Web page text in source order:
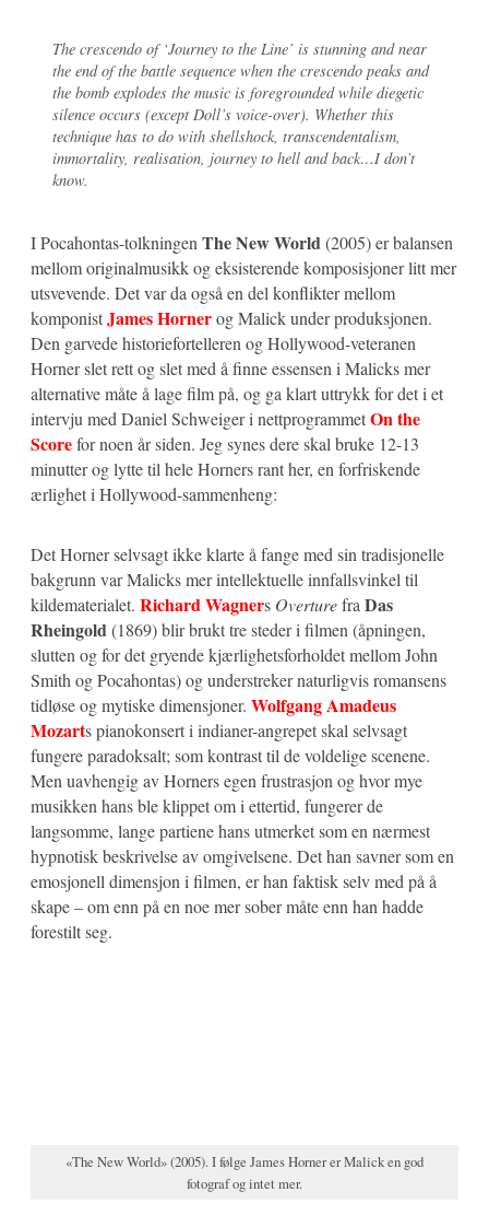
The crescendo of ‘Journey to the Line’ is stunning and near
the end of the battle sequence when the crescendo peaks and
the bomb explodes the music is foregrounded while diegetic
silence occurs (except Doll’s voice-over). Whether this
technique has to do with shellshock, transcendentalism,
immortality, realisation, journey to hell and back…I don’t
know.
I Pocahontas-tolkningen The New World (2005) er balansen
mellom originalmusikk og eksisterende komposisjoner litt mer
utsvevende. Det var da også en del konflikter mellom
komponistJames Hornerog Malick under produksjonen.
Den garvede historiefortelleren og Hollywood-veteranen
Horner slet rett og slet med å finne essensen i Malicks mer
alternative måte å lage film på, og ga klart uttrykk for det i et
intervju med Daniel Schweiger i nettprogrammetOn the
Scorefor noen år siden. Jeg synes dere skal bruke 12-13
minutter og lytte til hele Horners rant her, en forfriskende
ærlighet i Hollywood-sammenheng:
Det Horner selvsagt ikke klarte å fange med sin tradisjonelle
bakgrunn var Malicks mer intellektuelle innfallsvinkel til
kildematerialet. Richard Wagners Overturefra Das
Rheingold (1869) blir brukt tre steder i filmen (åpningen,
slutten og for det gryende kjærlighetsforholdet mellom John
Smith og Pocahontas) og understreker naturligvis romansens
tidløse og mytiske dimensjoner. Wolfgang Amadeus
Mozarts pianokonsert i indianer-angrepet skal selvsagt
fungere paradoksalt; som kontrast til de voldelige scenene.
Men uavhengig av Horners egen frustrasjon og hvor mye
musikken hans ble klippet om i ettertid, fungerer de
langsomme, lange partiene hans utmerket som en nærmest
hypnotisk beskrivelse av omgivelsene. Det han savner som en
emosjonell dimensjon i filmen, er han faktisk selv med på å
skape – om enn på en noe mer sober måte enn han hadde
forestilt seg.
«The New World» (2005). I følge James Horner er Malick en god
fotograf og intet mer.